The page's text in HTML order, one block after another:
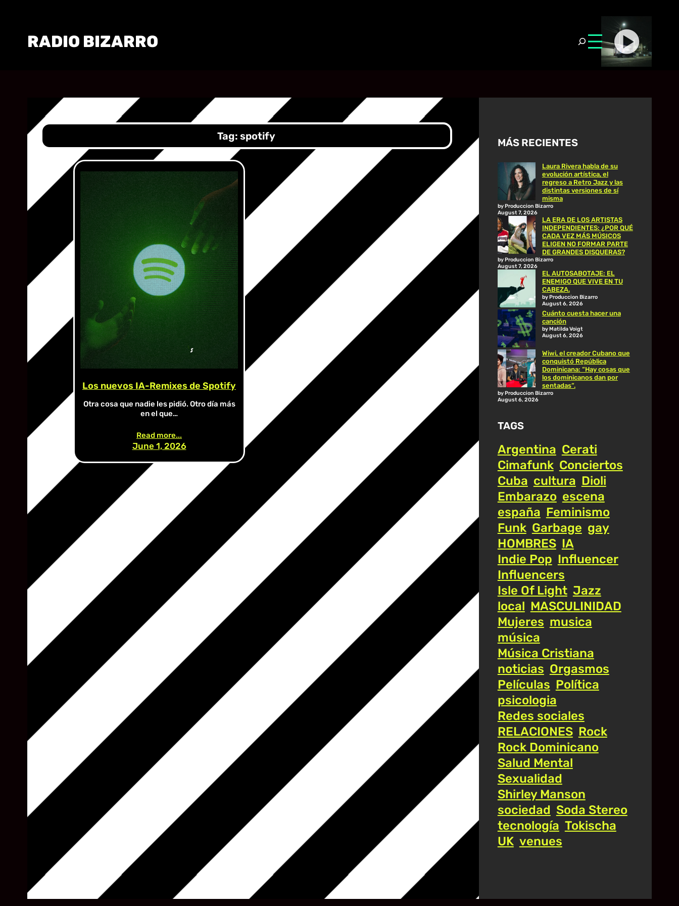
RADIO BIZARRO
Tag:spotify
Los nuevos IA-Remixes de Spotify
Otra cosa que nadie les pidió. Otro día más
en el que…
Read more...
June 1, 2026
MÁS RECIENTES
Laura Rivera habla de su
evolución artística, el
regreso a Retro Jazz y las
distintas versiones de sí
misma
by Produccion Bizarro
August 7, 2026
LA ERA DE LOS ARTISTAS
INDEPENDIENTES: ¿POR QUÉ
CADA VEZ MÁS MÚSICOS
ELIGEN NO FORMAR PARTE
DE GRANDES DISQUERAS?
by Produccion Bizarro
August 7, 2026
EL AUTOSABOTAJE: EL
ENEMIGO QUE VIVE EN TU
CABEZA.
by Produccion Bizarro
August 6, 2026
Cuánto cuesta hacer una
canción
by Matilda Voigt
August 6, 2026
Wiwi, el creador Cubano que
conquistó República
Dominicana: “Hay cosas que
los dominicanos dan por
sentadas”.
by Produccion Bizarro
August 6, 2026
TAGS
Argentina Cerati
Cimafunk Conciertos
Cuba cultura Dioli
Embarazo escena
españa Feminismo
Funk Garbage gay
HOMBRES IA
Indie Pop Influencer
Influencers
Isle Of Light Jazz
local MASCULINIDAD
Mujeres musica
música
Música Cristiana
noticias Orgasmos
Películas Política
psicologia
Redes sociales
RELACIONES Rock
Rock Dominicano
Salud Mental
Sexualidad
Shirley Manson
sociedad Soda Stereo
tecnología Tokischa
UK venues